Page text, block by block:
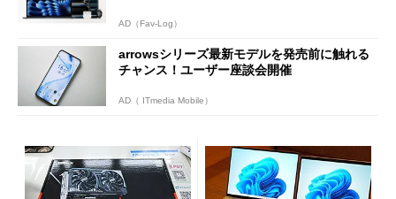
AD（Fav-Log）
arrowsシリーズ最新モデルを発売前に触れる
チャンス！ユーザー座談会開催
AD（ ITmedia Mobile）